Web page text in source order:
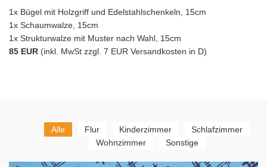
1x Bügel mit Holzgriff und Edelstahlschenkeln, 15cm
1x Schaumwalze, 15cm
1x Strukturwalze mit Muster nach Wahl, 15cm
85 EUR (inkl. MwSt zzgl. 7 EUR Versandkosten in D)
Alle Flur Kinderzimmer
Schlafzimmer
Wohnzimmer
Sonstige